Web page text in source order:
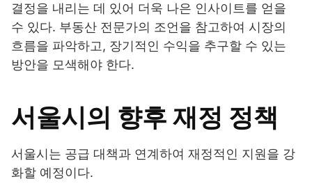
결정을 내리는 데 있어 더욱 나은 인사이트를 얻을
수 있다. 부동산 전문가의 조언을 참고하여 시장의
흐름을 파악하고, 장기적인 수익을 추구할 수 있는
방안을 모색해야 한다.
서울시의 향후 재정 정책
서울시는 공급 대책과 연계하여 재정적인 지원을 강
화할 예정이다.